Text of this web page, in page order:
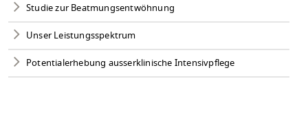
Studie zur Beatmungsentwöhnung
Unser Leistungsspektrum
Potentialerhebung ausserklinische Intensivpflege